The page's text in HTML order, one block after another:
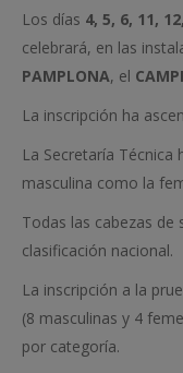
Los días 4, 5, 6, 11,
celebrará, en las
PAMPLONA, el
La inscripción ha
La Secretaría
masculina como la
Todas las cabezas de
clasificación nacional.
La inscripción a la
(8 masculinas y 4
por categoría.